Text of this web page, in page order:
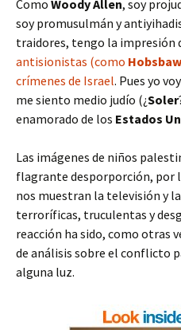
Como Woody Allen, soy
soy promusulmán y
traidores, tengo la impresión
antisionistas (como
crímenes de Israel. Pues yo
me siento medio judío (¿Soler
enamorado de los Estados
Las imágenes de niños
flagrante desporporción, por
nos muestran la televisión y
terroríficas, truculentas y
reacción ha sido, como otras
de análisis sobre el conflicto
alguna luz.